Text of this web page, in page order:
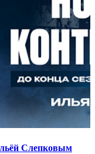
Слепковым